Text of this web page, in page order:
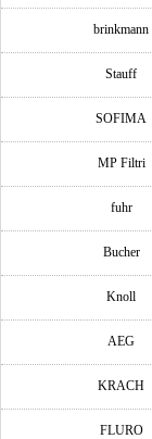
brinkmann
Stauff
SOFIMA
MP Filtri
fuhr
Bucher
Knoll
AEG
KRACH
FLURO